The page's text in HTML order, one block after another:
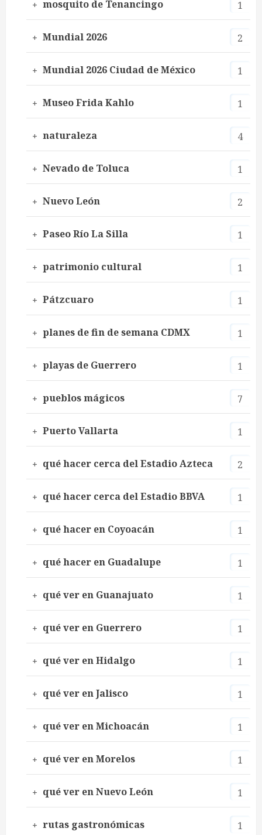
mosquito de Tenancingo 1
Mundial 2026 2
Mundial 2026 Ciudad de México 1
Museo Frida Kahlo 1
naturaleza 4
Nevado de Toluca 1
Nuevo León 2
Paseo Río La Silla 1
patrimonio cultural 1
Pátzcuaro 1
planes de fin de semana CDMX 1
playas de Guerrero 1
pueblos mágicos 7
Puerto Vallarta 1
qué hacer cerca del Estadio Azteca 2
qué hacer cerca del Estadio BBVA 1
qué hacer en Coyoacán 1
qué hacer en Guadalupe 1
qué ver en Guanajuato 1
qué ver en Guerrero 1
qué ver en Hidalgo 1
qué ver en Jalisco 1
qué ver en Michoacán 1
qué ver en Morelos 1
qué ver en Nuevo León 1
rutas gastronómicas 1